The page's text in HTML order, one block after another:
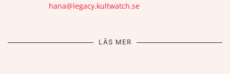
hana@legacy.kultwatch.se
LÄS MER